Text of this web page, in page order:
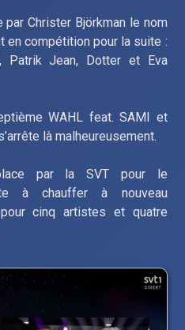
par Christer Björkman le nom
compétition pour la suite :
Patrik Jean, Dotter et Eva
WAHL feat. SAMI et
là malheureusement.
par la SVT pour le
à chauffer à nouveau
cinq artistes et quatre